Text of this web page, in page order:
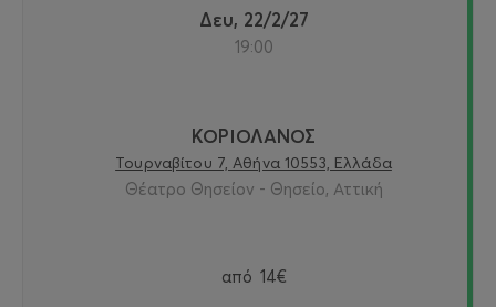
Δευ, 22/2/27
19:00
ΚΟΡΙΟΛΑΝΟΣ
Τουρναβίτου 7, Αθήνα 10553, Ελλάδα
Θέατρο Θησείον - Θησείο, Αττική
από 14€